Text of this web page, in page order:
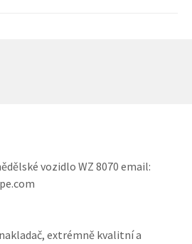
vozidlo WZ 8070 email:
extrémně kvalitní a